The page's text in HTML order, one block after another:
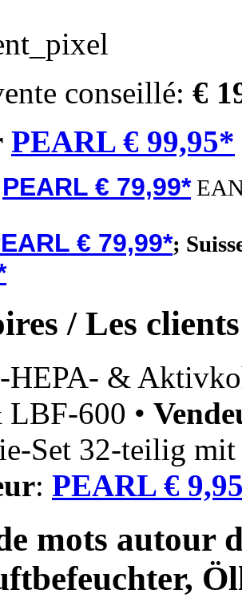
conseillé: €
PEARL € 99,95*
PEARL € 79,99*
€ 79,99*;
/ Les
HEPA- &
600 •
Set 32-teilig
: PEARL €
mots autour